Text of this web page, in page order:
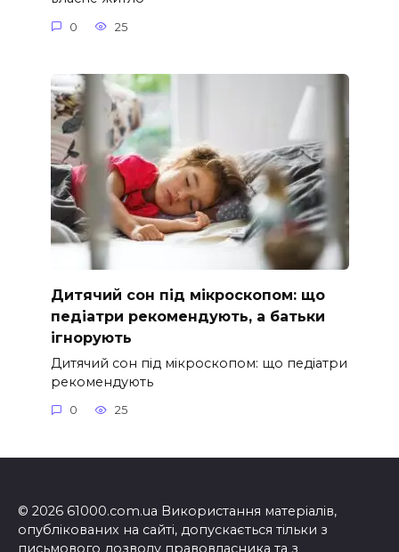
0 25
Дитячий сон під мікроскопом: що
педіатри рекомендують, а батьки
ігнорують
Дитячий сон під мікроскопом: що педіатри
рекомендують
0 25
© 2026 61000.com.ua Використання матеріалів,
опублікованих на сайті, допускається тільки з
письмового дозволу правовласника та з